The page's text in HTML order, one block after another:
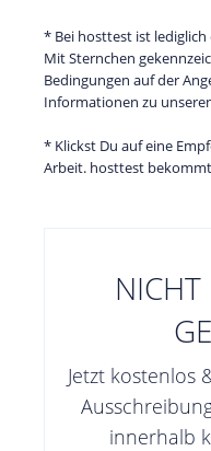
* Bei hosttest ist
Mit Sternchen
Bedingungen auf der
Informationen zu
* Klickst Du auf eine
Arbeit. hosttest
NICHT
Jetzt kostenlos
innerhalb